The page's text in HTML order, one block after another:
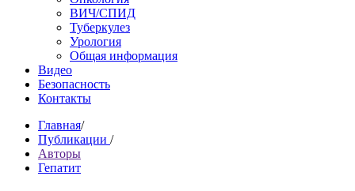
ВИЧ/СПИД
Туберкулез
Урология
Общая информация
Видео
Безопасность
Контакты
Главная/
Публикации /
Авторы
Гепатит